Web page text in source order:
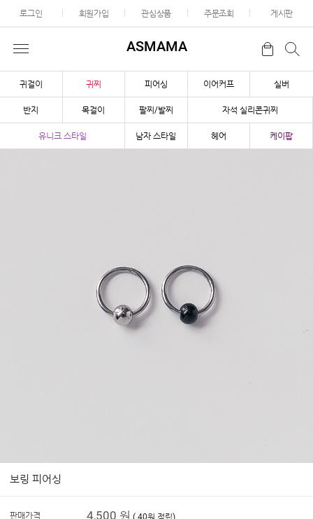
로그인 회원가입 관심상품 주문조회 게시판
ASMAMA
귀걸이 귀찌 피어싱 이어커프 실버
반지 목걸이 팔찌/발찌 자석 실리콘귀찌
유니크 스타일 남자 스타일 헤어 케이팝
보링 피어싱
판매가격 4,500 원 ( 40원 적립)